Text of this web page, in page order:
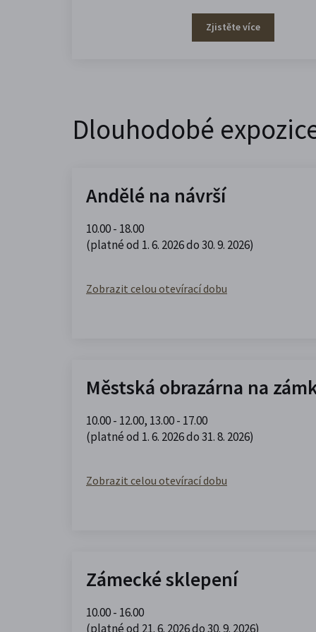
Zjistěte více
Dlouhodobé
Andělé na návrší
10.00 - 18.00
(platné od 1. 6. 2026 do 30. 9. 2026)
Zobrazit celou otevírací dobu
Městská obrazárna na
10.00 - 12.00, 13.00 - 17.00
(platné od 1. 6. 2026 do 31. 8. 2026)
Zobrazit celou otevírací dobu
Zámecké sklepení
10.00 - 16.00
(platné od 21. 6. 2026 do 30. 9. 2026)